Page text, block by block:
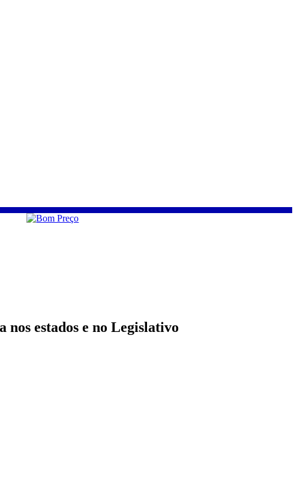
estados e no Legislativo